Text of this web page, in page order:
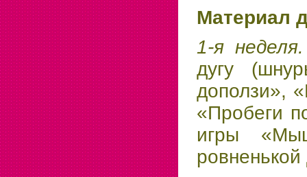
Материал
1-я
дугу
доползи»,
«Пробеги
игры